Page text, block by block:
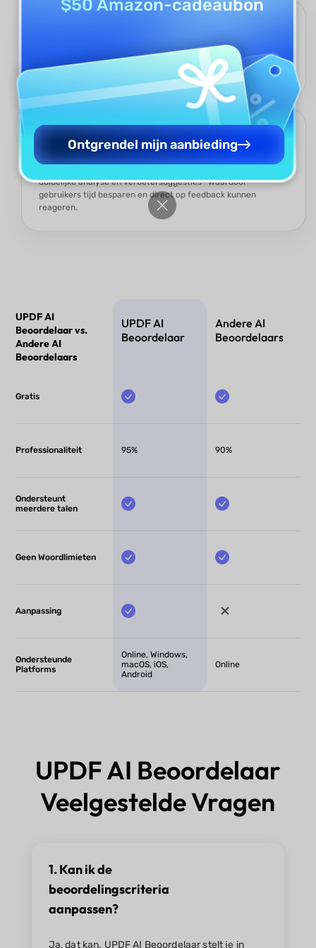
UPDF AI begrijpt en evalueert content in meerdere talen,
waardoor het ideaal is voor diverse klaslokalen, internationale
studenten en wereldwijde onderwijsprogramma's.
Snelle, Nauwkeurige Feedback in Seconden
Of het nu gaat om een essay, toets of geschreven verslag,
duidelijke analyse en verbetersuggesties—waardoor
gebruikers tijd besparen en direct op feedback kunnen
reageren.
UPDF AI
Beoordelaar vs.
Andere AI
Beoordelaars
UPDF AI
Beoordelaar
Andere AI
Beoordelaars
Gratis
Professionaliteit 95% 90%
Ondersteunt
meerdere talen
Geen Woordlimieten
Aanpassing
Ondersteunde
Platforms
Online, Windows,
macOS, iOS,
Android
Online
UPDF AI Beoordelaar
Veelgestelde Vragen
1. Kan ik de
beoordelingscriteria
aanpassen?
Ja, dat kan. UPDF AI Beoordelaar stelt je in
$50 Amazon-cadeaubon
Ontgrendel mijn aanbieding